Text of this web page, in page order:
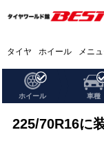
タイヤ ホイール メニ
ホイール 車種
225/70R16に